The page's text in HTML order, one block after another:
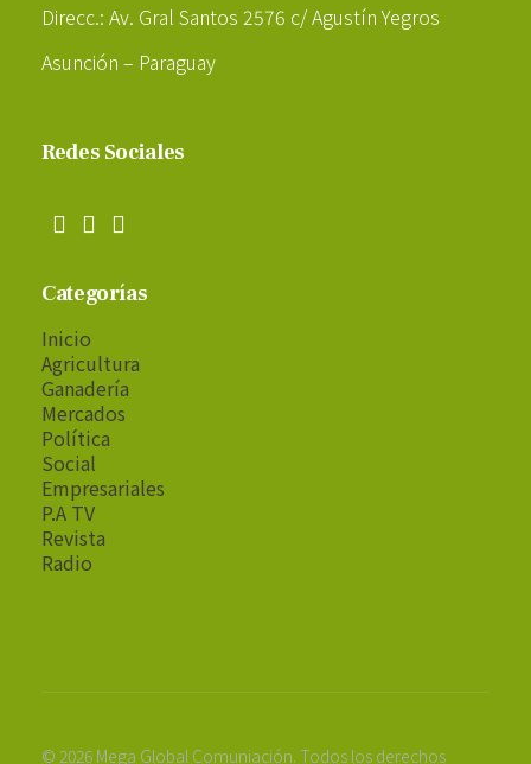
Direcc.: Av. Gral Santos 2576 c/ Agustín Yegros
Asunción – Paraguay
Redes Sociales
Categorías
Inicio
Agricultura
Ganadería
Mercados
Política
Social
Empresariales
P.A TV
Revista
Radio
© 2026 Mega Global Comuniación. Todos los derechos